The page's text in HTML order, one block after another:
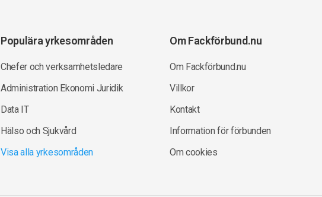
Populära yrkesområden
Chefer och verksamhetsledare
Administration Ekonomi Juridik
Data IT
Hälso och Sjukvård
Visa alla yrkesområden
Om Fackförbund.nu
Om Fackförbund.nu
Villkor
Kontakt
Information för förbunden
Om cookies